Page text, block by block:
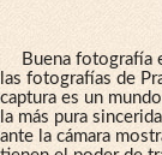
Buena fotografía
las fotografías de
captura es un
la más pura
ante la cámara